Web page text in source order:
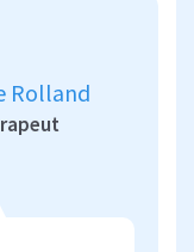
Rolland